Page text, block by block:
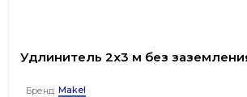
Удлинитель 2x3 м без
Бренд Makel